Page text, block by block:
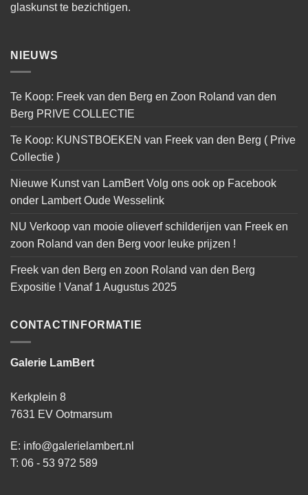
glaskunst te bezichtigen.
NIEUWS
Te Koop: Freek van den Berg en Zoon Roland van den
Berg PRIVE COLLECTIE
Te Koop: KUNSTBOEKEN van Freek van den Berg ( Prive
Collectie )
Nieuwe Kunst van LamBert Volg ons ook op Facebook
onder Lambert Oude Wesselink
NU Verkoop van mooie olieverf schilderijen van Freek en
zoon Roland van den Berg voor leuke prijzen !
Freek van den Berg en zoon Roland van den Berg
Expositie ! Vanaf 1 Augustus 2025
CONTACTINFORMATIE
Galerie LamBert
Kerkplein 8
7631 EV Ootmarsum
E: info@galerielambert.nl
T: 06 - 53 972 589